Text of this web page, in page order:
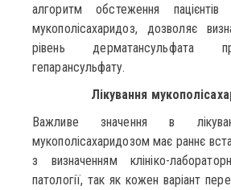
алгоритм обстеження
мукополісахаридоз, дозволяє
рівень дерматансульфата
гепарансульфату.
Лікування
Важливе значення в
мукополісахаридозом має раннє
з визначенням клініко-
патології, так як кожен варіант